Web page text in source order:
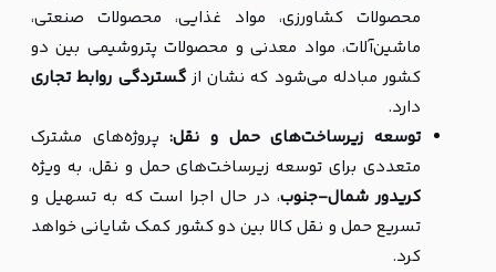
محصولات کشاورزی، مواد غذایی، محصولات صنعتی،
ماشین‌آلات، مواد معدنی و محصولات پتروشیمی بین دو
کشور مبادله می‌شود که نشان ازگستردگی روابط تجاری
دارد.
توسعه زیرساخت‌های حمل و نقل:پروژه‌های مشترک
متعددی برای توسعه زیرساخت‌های حمل و نقل، به ویژه
کریدور شمال-جنوب، در حال اجرا است که به تسهیل و
تسریع حمل و نقل کالا بین دو کشور کمک شایانی خواهد
کرد.